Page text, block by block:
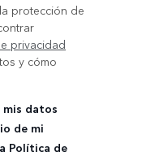
protección de
privacidad
y cómo
datos
de mi
Política de